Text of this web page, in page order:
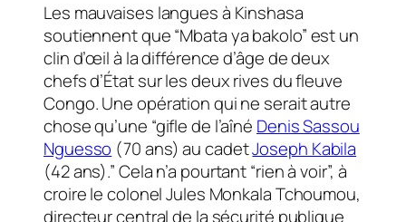
Les mauvaises langues à Kinshasa
soutiennent que “Mbata ya bakolo” est un
clin d’œil à la différence d’âge de deux
chefs d’État sur les deux rives du fleuve
Congo. Une opération qui ne serait autre
chose qu’une “gifle de l’aîné Denis Sassou
Nguesso (70 ans) au cadetJoseph Kabila
(42 ans).” Cela n’a pourtant “rien à voir”, à
croire le colonel Jules Monkala Tchoumou,
directeur central de la sécurité publique